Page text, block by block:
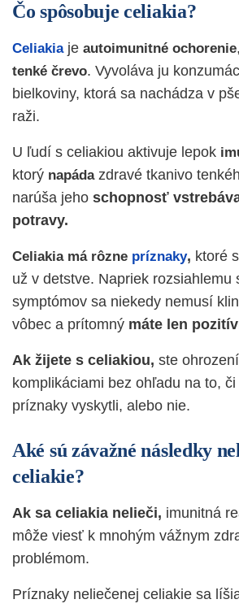
Čo spôsobuje celiakia?
Celiakiaje autoimunitné ochorenie
tenké črevo. Vyvoláva ju
bielkoviny, ktorá sa nachádza v
raži.
U ľudí s celiakiou aktivuje lepok
ktorý napádazdravé tkanivo
narúša jeho schopnosť
potravy.
Celiakia má rôzne príznaky, ktoré
už v detstve. Napriek rozsiahlemu
symptómov sa niekedy nemusí
vôbec a prítomný máte len
Ak žijete s celiakiou, ste
komplikáciami bez ohľadu na to,
príznaky vyskytli, alebo nie.
Aké sú závažné následky
celiakie?
Ak sa celiakia nelieči, imunitná
môže viesť k mnohým vážnym
problémom.
Príznaky neliečenej celiakie sa